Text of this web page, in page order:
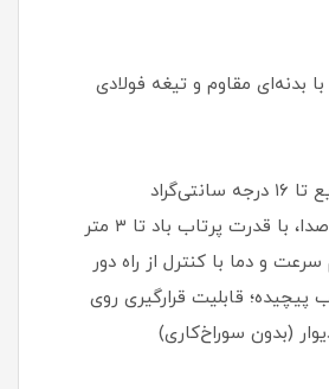
مینی اسپلیتر Edon با بدنه‌ای مقاوم و تیغه فولادی
با قدرت پرتاب باد تا ۳ متر
و دما با کنترل از راه دور
پیچیده؛ قابلیت قرارگیری روی
(بدون سوراخ‌کاری)